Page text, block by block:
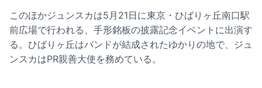
このほかジュンスカは5月21日に東京・ひばりヶ丘南口駅
前広場で行われる、手形銘板の披露記念イベントに出演す
る。ひばりヶ丘はバンドが結成されたゆかりの地で、ジュ
ンスカはPR親善大使を務めている。